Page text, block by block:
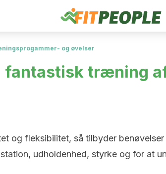
og øvelser
fantastisk træning
og fleksibilitet, så tilbyder benøvelser
udholdenhed, styrke og for at